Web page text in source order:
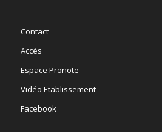
Contact
Accès
Espace Pronote
Vidéo Etablissement
Facebook